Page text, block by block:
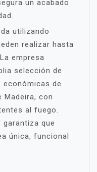
un acabado
utilizando
realizar hasta
empresa
selección de
económicas de
con
al fuego.
que
única, funcional